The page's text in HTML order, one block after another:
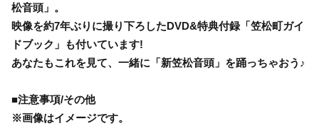
松音頭」。
映像を約7年ぶりに撮り下ろしたDVD&特典付録「笠松町ガイ
ドブック」も付いています!
あなたもこれを見て、一緒に「新笠松音頭」を踊っちゃおう♪
■注意事項/その他
※画像はイメージです。